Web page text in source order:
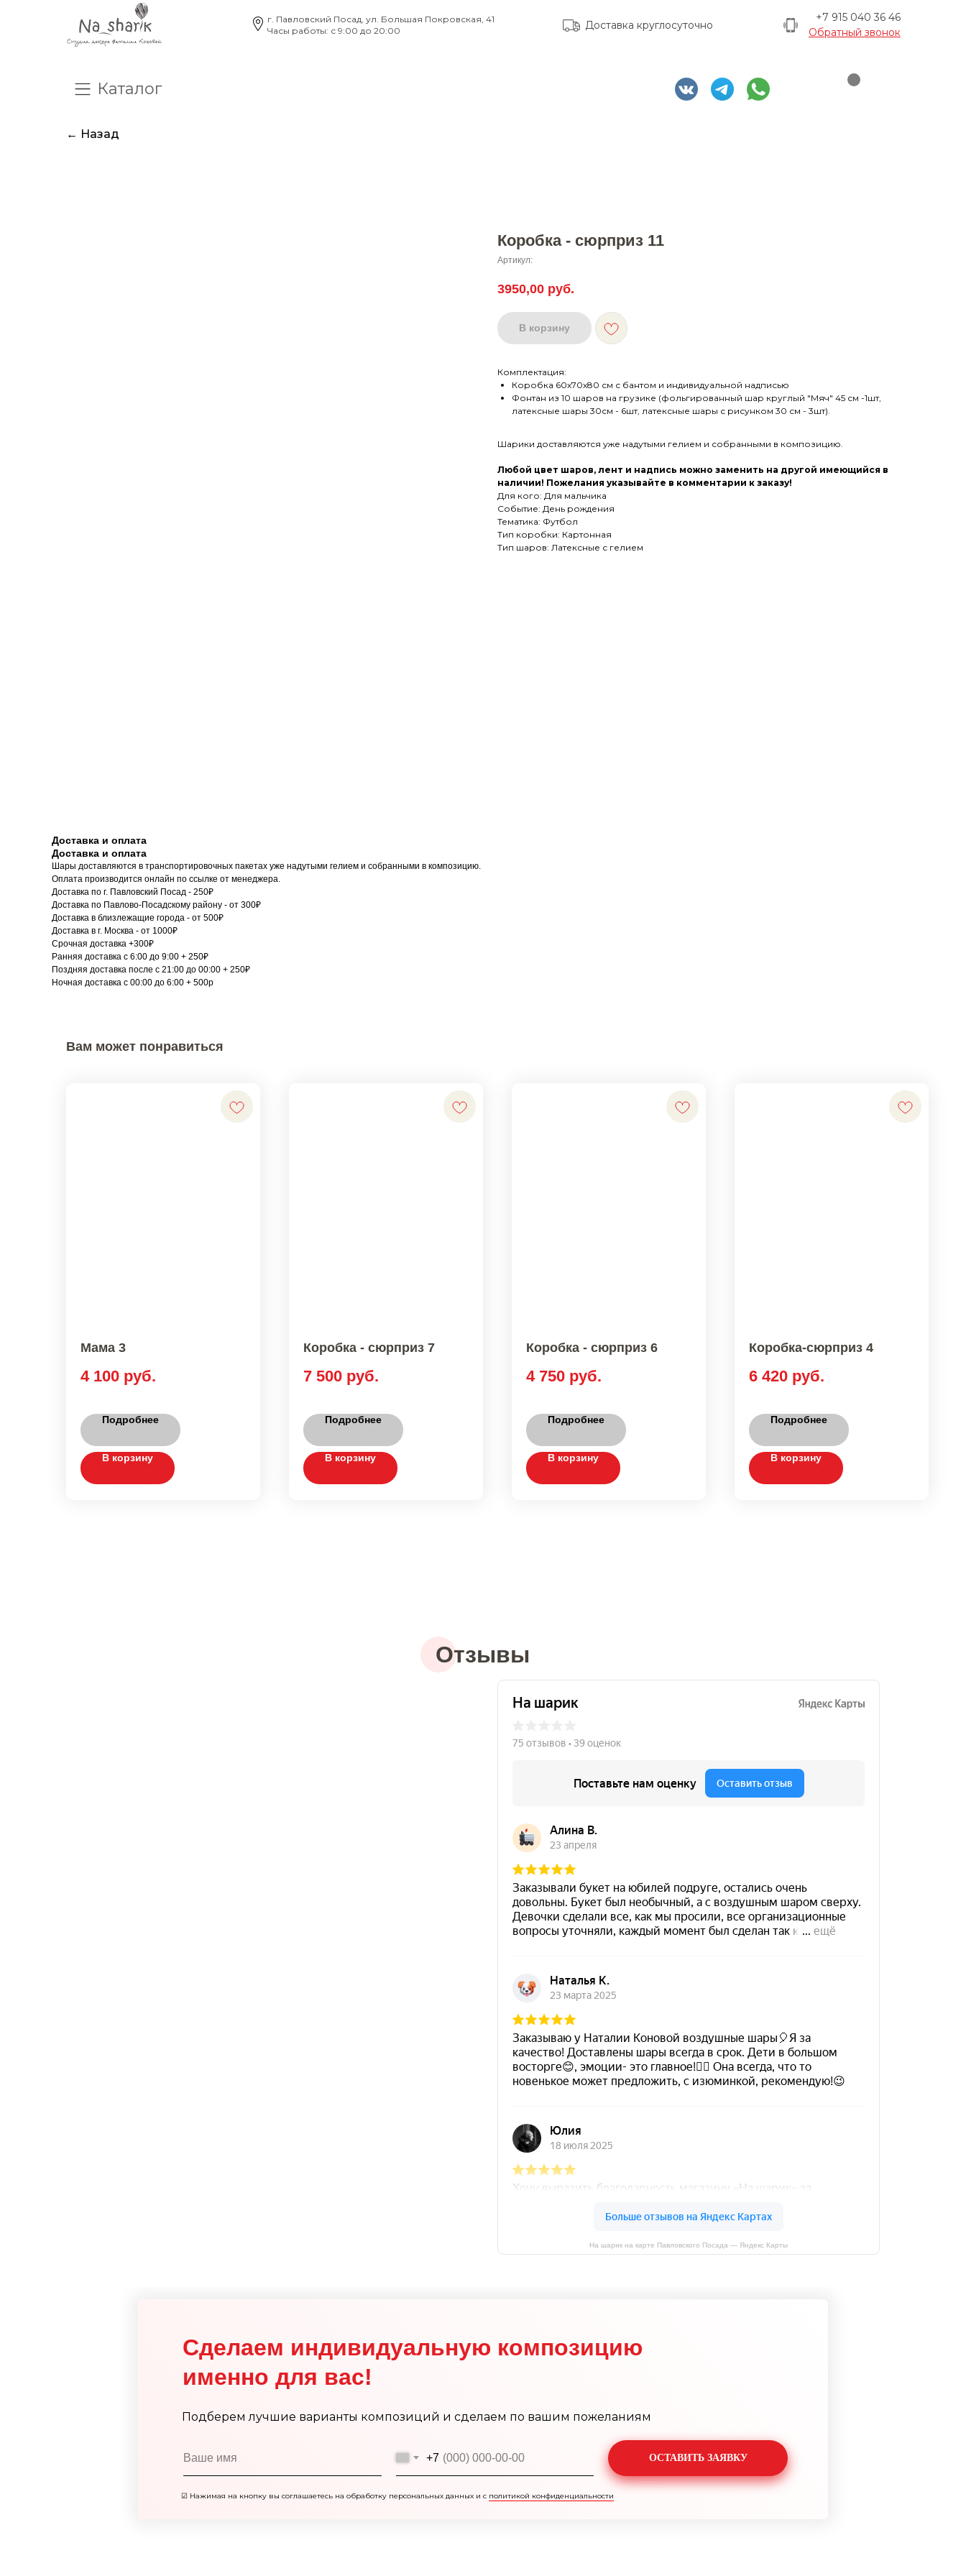
+7 915 040 36 46
Обратный звонок
г. Павловский Посад, ул. Большая Покровская, 41
Часы работы: с 9:00 до 20:00
Доставка круглосуточно
Каталог
← Назад
Коробка - сюрприз 11
Артикул:
3950,00 руб.
В корзину
Комплектация:
Коробка 60х70х80 см с бантом и индивидуальной надписью
Фонтан из 10 шаров на грузике (фольгированный шар круглый "Мяч" 45 см -1шт,
латексные шары 30см - 6шт, латексные шары с рисунком 30 см - 3шт).
Шарики доставляются уже надутыми гелием и собранными в композицию.
Любой цвет шаров, лент и надпись можно заменить на другой имеющийся в
наличии! Пожелания указывайте в комментарии к заказу!
Для кого: Для мальчика
Событие: День рождения
Тематика: Футбол
Тип коробки: Картонная
Тип шаров: Латексные с гелием
Доставка и оплата
Доставка и оплата
Шары доставляются в транспортировочных пакетах уже надутыми гелием и собранными в композицию.
Оплата производится онлайн по ссылке от менеджера.
Доставка по г. Павловский Посад - 250₽
Доставка по Павлово-Посадскому району - от 300₽
Доставка в близлежащие города - от 500₽
Доставка в г. Москва - от 1000₽
Срочная доставка +300₽
Ранняя доставка с 6:00 до 9:00 + 250₽
Поздняя доставка после с 21:00 до 00:00 + 250₽
Ночная доставка с 00:00 до 6:00 + 500р
Вам может понравиться
Мама 3
4 100 руб.
Подробнее
В корзину
Коробка - сюрприз 7
7 500 руб.
Подробнее
В корзину
Коробка - сюрприз 6
4 750 руб.
Подробнее
В корзину
Коробка-сюрприз 4
6 420 руб.
Подробнее
В корзину
Отзывы
На шарик на карте Павловского Посада — Яндекс Карты
Сделаем индивидуальную композицию
именно для вас!
Подберем лучшие варианты композиций и сделаем по вашим пожеланиям
+7 ОСТАВИТЬ ЗАЯВКУ
☑ Нажимая на кнопку вы соглашаетесь на обработку персональных данных и с политикой конфиденциальности